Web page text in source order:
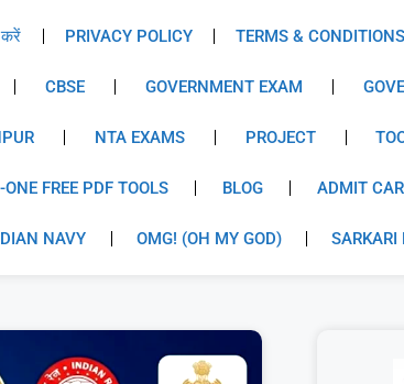
करें PRIVACY POLICY TERMS & CONDITIONS
CBSE GOVERNMENT EXAM
NTA EXAMS PROJECT
FREE PDF TOOLS BLOG ADMIT
NAVY OMG! (OH MY GOD) SARKARI